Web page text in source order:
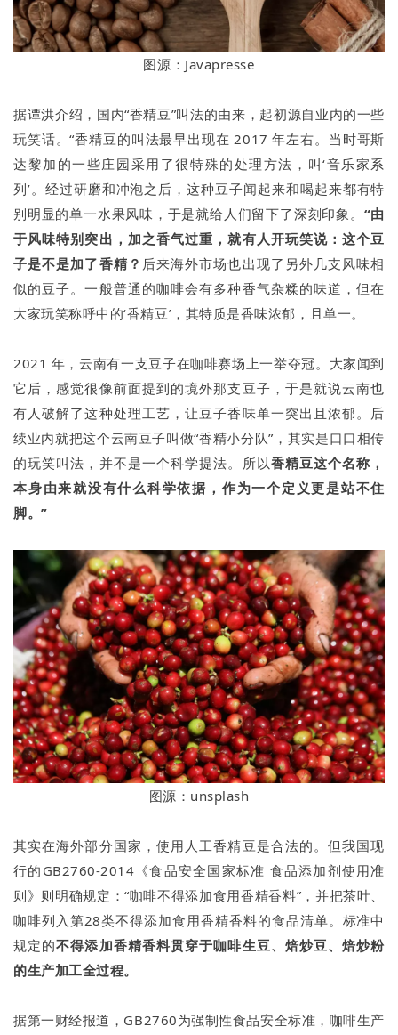
图源：Javapresse
据谭洪介绍，国内“香精豆”叫法的由来，起初源自业内的一些
玩笑话。“香精豆的叫法最早出现在 2017 年左右。当时哥斯
达黎加的一些庄园采用了很特殊的处理方法，叫‘音乐家系
列’。经过研磨和冲泡之后，这种豆子闻起来和喝起来都有特
别明显的单一水果风味，于是就给人们留下了深刻印象。 “由
于风味特别突出，加之香气过重，就有人开玩笑说：这个豆
子是不是加了香精？ 后来海外市场也出现了另外几支风味相
似的豆子。一般普通的咖啡会有多种香气杂糅的味道，但在
大家玩笑称呼中的‘香精豆’，其特质是香味浓郁，且单一。
2021 年，云南有一支豆子在咖啡赛场上一举夺冠。大家闻到
它后，感觉很像前面提到的境外那支豆子，于是就说云南也
有人破解了这种处理工艺，让豆子香味单一突出且浓郁。后
续业内就把这个云南豆子叫做“香精小分队”，其实是口口相传
的玩笑叫法，并不是一个科学提法。所以香精豆这个名称，
本身由来就没有什么科学依据，作为一个定义更是站不住
脚。”
图源：unsplash
其实在海外部分国家，使用人工香精豆是合法的。但我国现
行的GB2760-2014《食品安全国家标准 食品添加剂使用准
则》则明确规定：“咖啡不得添加食用香精香料”，并把茶叶、
咖啡列入第28类不得添加食用香精香料的食品清单。标准中
规定的不得添加香精香料贯穿于咖啡生豆、焙炒豆、焙炒粉
的生产加工全过程。
据第一财经报道，GB2760为强制性食品安全标准，咖啡生产